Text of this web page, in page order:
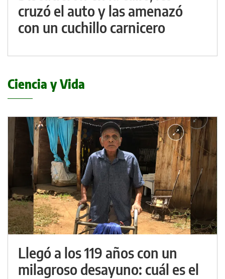
cruzó el auto y las amenazó
con un cuchillo carnicero
Ciencia y Vida
Llegó a los 119 años con un
milagroso desayuno: cuál es el